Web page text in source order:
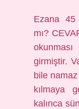
Ezana 45
mı?
girmiştir.
bile
kılmaya
kalınca